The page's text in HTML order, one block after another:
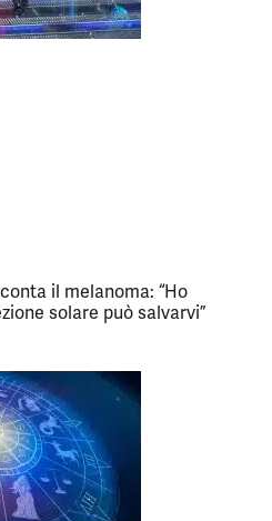
il melanoma: “Ho
solare può salvarvi”